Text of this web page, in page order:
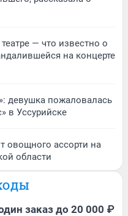
— что известно о
на концерте
девушка пожаловалась
в Уссурийске
овощного ассорти на
области
заказ до 20 000 ₽